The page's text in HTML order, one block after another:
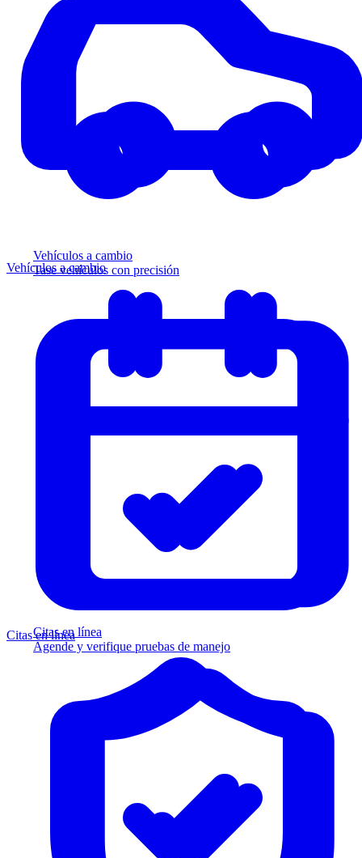
Vehículos a cambio
Tase vehículos con precisión
Citas en línea
Agende y verifique pruebas de manejo
Vehículos a cambio
Citas en línea